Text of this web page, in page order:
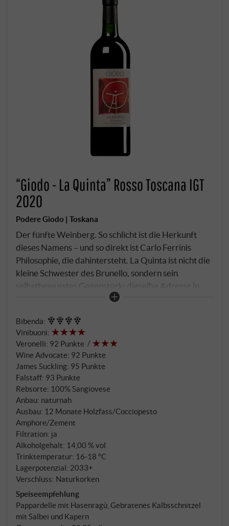
“Giodo - La Quinta” Rosso Toscana IGT
2020
Podere Giodo | Toskana
Der fünfte Weinberg. So schlicht ist die Herkunft
dieses Namens – und so direkt ist Carlo Ferrinis
Philosophie, die dahintersteht. La Quinta ist nicht die
kleine Schwester des Brunello, sondern sein
selbstbewusstes Gegenstück: dieselbe Adresse in
Sant'Angelo in Colle auf 400 Metern, derselbe
südöstlicher Ausrichtung, dieselbe Sorgfalt in Keller
und Ausbau. Nur der Zeithorizont ist ein anderer.
2020 bescherte Montalcino warme, ausgeglichene
Bedingungen mit guter Nacht-Tag-
Temperaturamplitude – ein Jahrgang, der Tiefe und
Trinkfluss gleichermaßen begünstigt hat. 7 Tage
Gärung, 13 Tage Maischekontakt in Stahl, dann 12
Monate in einer Kombination aus 700-Liter-
Tonneaux, 2.500-Liter-Eichenfässern und
Cocciopesto-Amphoren, abgerundet im
Zementtank. Die Amphore aus gebranntem Ton
bringt dabei jene atmungsaktive Offenheit, die den
Wein lebendig hält, ohne ihn zu oxidieren.
Bibenda:
Vinibuoni:
Veronelli: 92 Punkte
Wine Advocate: 92 Punkte
James Suckling: 95 Punkte
Falstaff: 93 Punkte
Rebsorte: 100% Sangiovese
Anbau: naturnah
Ausbau: 12 Monate Holzfass/Cocciopesto
Amphore/Zement
Filtration: ja
Alkoholgehalt: 14,00 % vol
Trinktemperatur: 16‑18 °C
Lagerpotenzial: 2033+
Verschluss: Naturkorken
Speiseempfehlung
Pappardelle mit Hasenragù, Gebratenes Kalbsschnitzel
mit Salbei und Kapern